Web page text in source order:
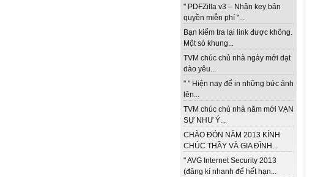
" PDFZilla v3 – Nhận key bản
quyền miễn phí "...
Bạn kiểm tra lại link được không.
Một só khung...
TVM chúc chủ nhà ngày mới dạt
dào yêu...
" " Hiện nay để in những bức ảnh
lên...
TVM chúc chủ nhả năm mới VẠN
SỰ NHƯ Ý...
CHÀO ĐÓN NĂM 2013 KÍNH
CHÚC THẦY VÀ GIA ĐÌNH...
" AVG Internet Security 2013
(đăng kí nhanh để hết hạn...